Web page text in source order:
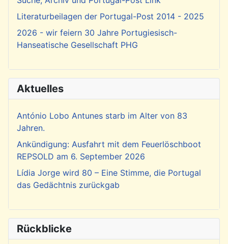
Literaturbeilagen der Portugal-Post 2014 - 2025
2026 - wir feiern 30 Jahre Portugiesisch-
Hanseatische Gesellschaft PHG
Aktuelles
António Lobo Antunes starb im Alter von 83
Jahren.
Ankündigung: Ausfahrt mit dem Feuerlöschboot
REPSOLD am 6. September 2026
Lídia Jorge wird 80 – Eine Stimme, die Portugal
das Gedächtnis zurückgab
Rückblicke